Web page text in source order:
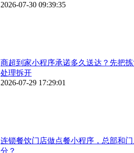
2026-07-30 09:39:35
商超到家小程序承诺多久送达？先把
处理拆开
2026-07-29 17:29:01
连锁餐饮门店做点餐小程序，总部和
分？